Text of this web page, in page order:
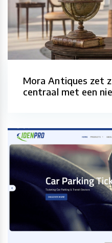
Mora Antiques zet
centraal met een